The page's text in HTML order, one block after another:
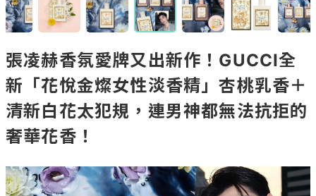
張凌赫香氛愛牌又出新作！GUCCI全
新「花悅金燦女性淡香精」杏桃乳香＋
清新白花太犯規，連男神都無法抗拒的
奢華花香！